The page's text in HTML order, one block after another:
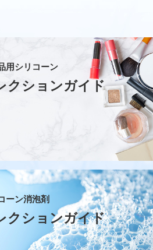
用シリコーン
クションガイド
ーン消泡剤
クションガイド